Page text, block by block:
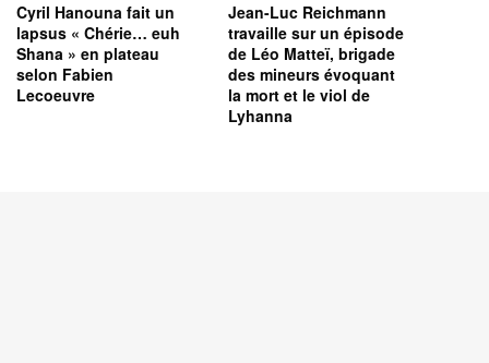
Cyril Hanouna fait un
lapsus « Chérie… euh
Shana » en plateau
selon Fabien
Lecoeuvre
Jean-Luc Reichmann
travaille sur un épisode
de Léo Matteï, brigade
des mineurs évoquant
la mort et le viol de
Lyhanna